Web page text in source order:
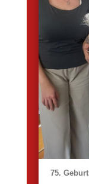
75.